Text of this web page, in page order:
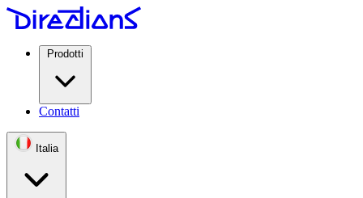
Prodotti
Contatti
Italia